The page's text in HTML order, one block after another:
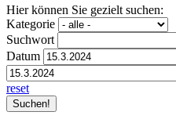
Hier können Sie gezielt suchen:
Kategorie
Suchwort
Datum
reset